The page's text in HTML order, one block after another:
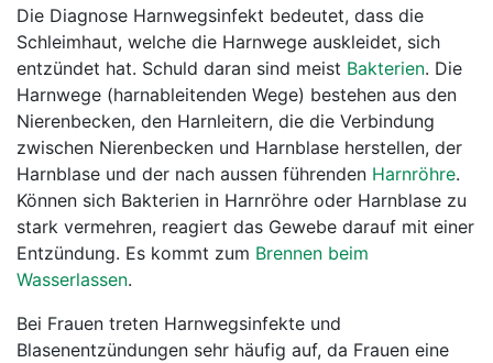
Die Diagnose Harnwegsinfekt bedeutet, dass die
Schleimhaut, welche die Harnwege auskleidet, sich
entzündet hat. Schuld daran sind meist Bakterien. Die
Harnwege (harnableitenden Wege) bestehen aus den
Nierenbecken, den Harnleitern, die die Verbindung
zwischen Nierenbecken und Harnblase herstellen, der
Harnblase und der nach aussen führenden Harnröhre.
Können sich Bakterien in Harnröhre oder Harnblase zu
stark vermehren, reagiert das Gewebe darauf mit einer
Entzündung. Es kommt zum Brennen beim
Wasserlassen.
Bei Frauen treten Harnwegsinfekte und
Blasenentzündungen sehr häufig auf, da Frauen eine